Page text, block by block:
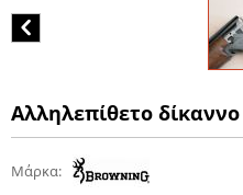
Αλληλεπίθετο
Μάρκα: